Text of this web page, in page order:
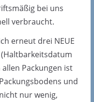
bei uns
verbraucht.
erneut drei NEUE
allen Packungen ist
und
nur wenig,